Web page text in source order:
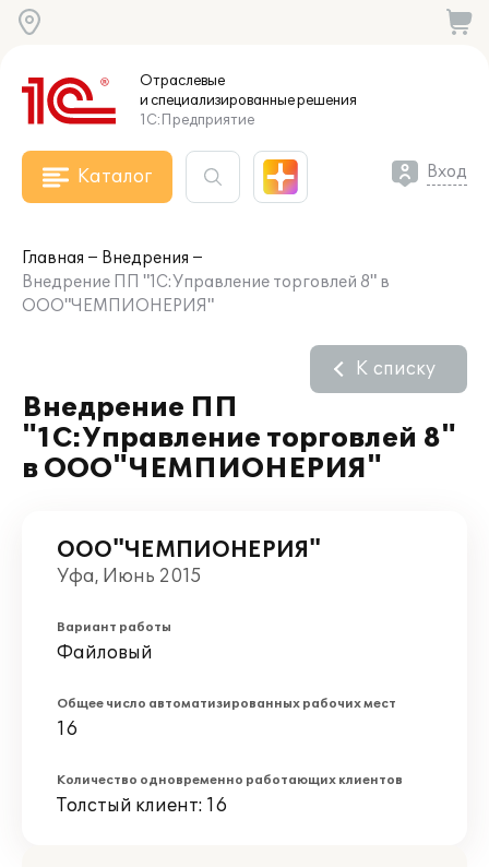
Отраслевые
и специализированныерешения
1С:Предприятие
Каталог Вход
Главная
Внедрения
Внедрение ПП "1С:Управление торговлей 8" в
ООО"ЧЕМПИОНЕРИЯ"
Внедрение ПП
"1С:Управление торговлей 8"
в ООО"ЧЕМПИОНЕРИЯ"
К списку
ООО"ЧЕМПИОНЕРИЯ"
Уфа, Июнь 2015
Вариант работы
Файловый
Общее число автоматизированных рабочих мест
16
Количество одновременно работающих клиентов
Толстый клиент: 16